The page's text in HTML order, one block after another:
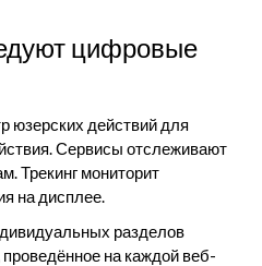
цифровые
юзерских действий для
Сервисы отслеживают
Трекинг мониторит
на дисплее.
разделов
на каждой веб-